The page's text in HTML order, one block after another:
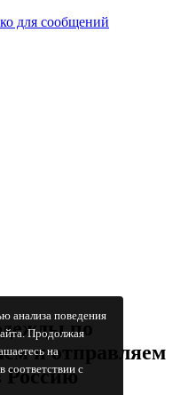
анализа поведения
Продолжая
на
соответствии с
для сообщений
по
и отправляем
Россию